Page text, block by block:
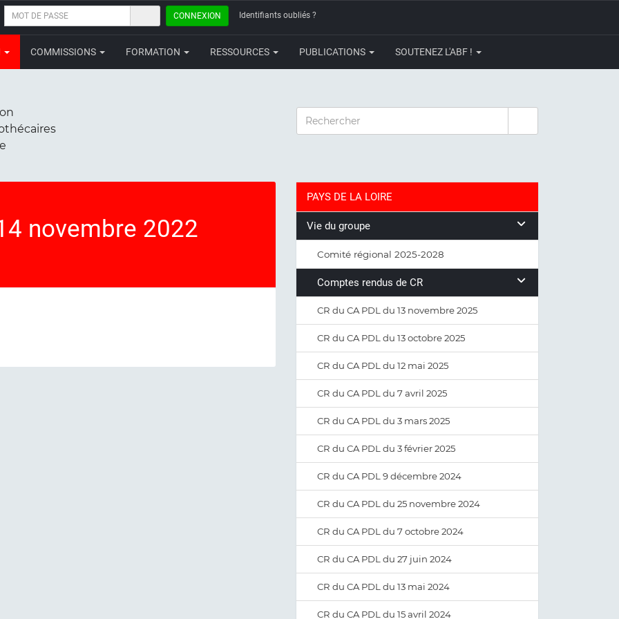
MOT
PASSE
CONNEXION Identifiants oubliés ?
COMMISSIONS FORMATION RESSOURCES PUBLICATIONS SOUTENEZ L'ABF !
RECHERCHER
novembre 2022
PAYS DE LA LOIRE
Vie du groupe
Comité régional 2025-2028
Comptes rendus de CR
CR du CA PDL du 13 novembre 2025
CR du CA PDL du 13 octobre 2025
CR du CA PDL du 12 mai 2025
CR du CA PDL du 7 avril 2025
CR du CA PDL du 3 mars 2025
CR du CA PDL du 3 février 2025
CR du CA PDL 9 décembre 2024
CR du CA PDL du 25 novembre 2024
CR du CA PDL du 7 octobre 2024
CR du CA PDL du 27 juin 2024
CR du CA PDL du 13 mai 2024
CR du CA PDL du 15 avril 2024